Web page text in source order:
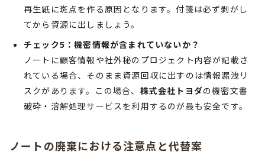
再生紙に斑点を作る原因となります。付箋は必ず剥がし
てから資源に出しましょう。
チェック5：機密情報が含まれていないか？
ノートに顧客情報や社外秘のプロジェクト内容が記載さ
れている場合、そのまま資源回収に出すのは情報漏洩リ
スクがあります。この場合、 株式会社トヨダの機密文書
破砕・溶解処理サービスを利用するのが最も安全です。
ノートの廃棄における注意点と代替案